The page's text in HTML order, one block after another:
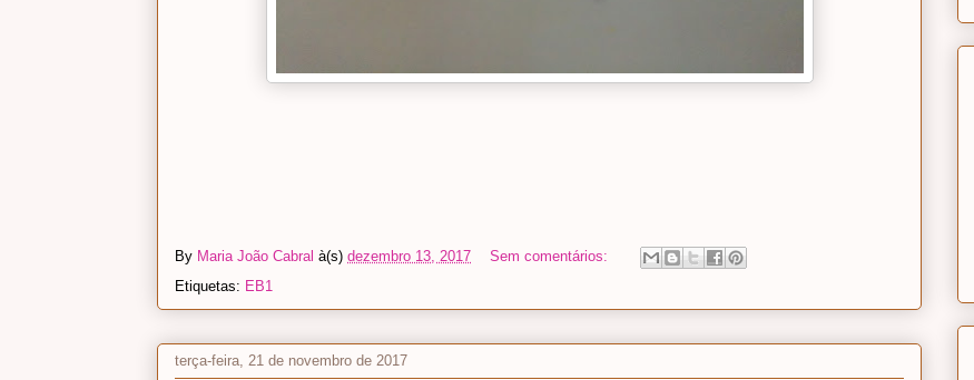
By Maria João Cabral à(s) dezembro 13, 2017
Sem comentários:
Etiquetas: EB1
terça-feira, 21 de novembro de 2017